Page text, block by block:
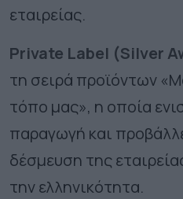
εταιρείας.
Private Label (Silver
τη σειρά προϊόντων
τόπο μας», η οποία
παραγωγή και
δέσμευση της
την ελληνικότητα.